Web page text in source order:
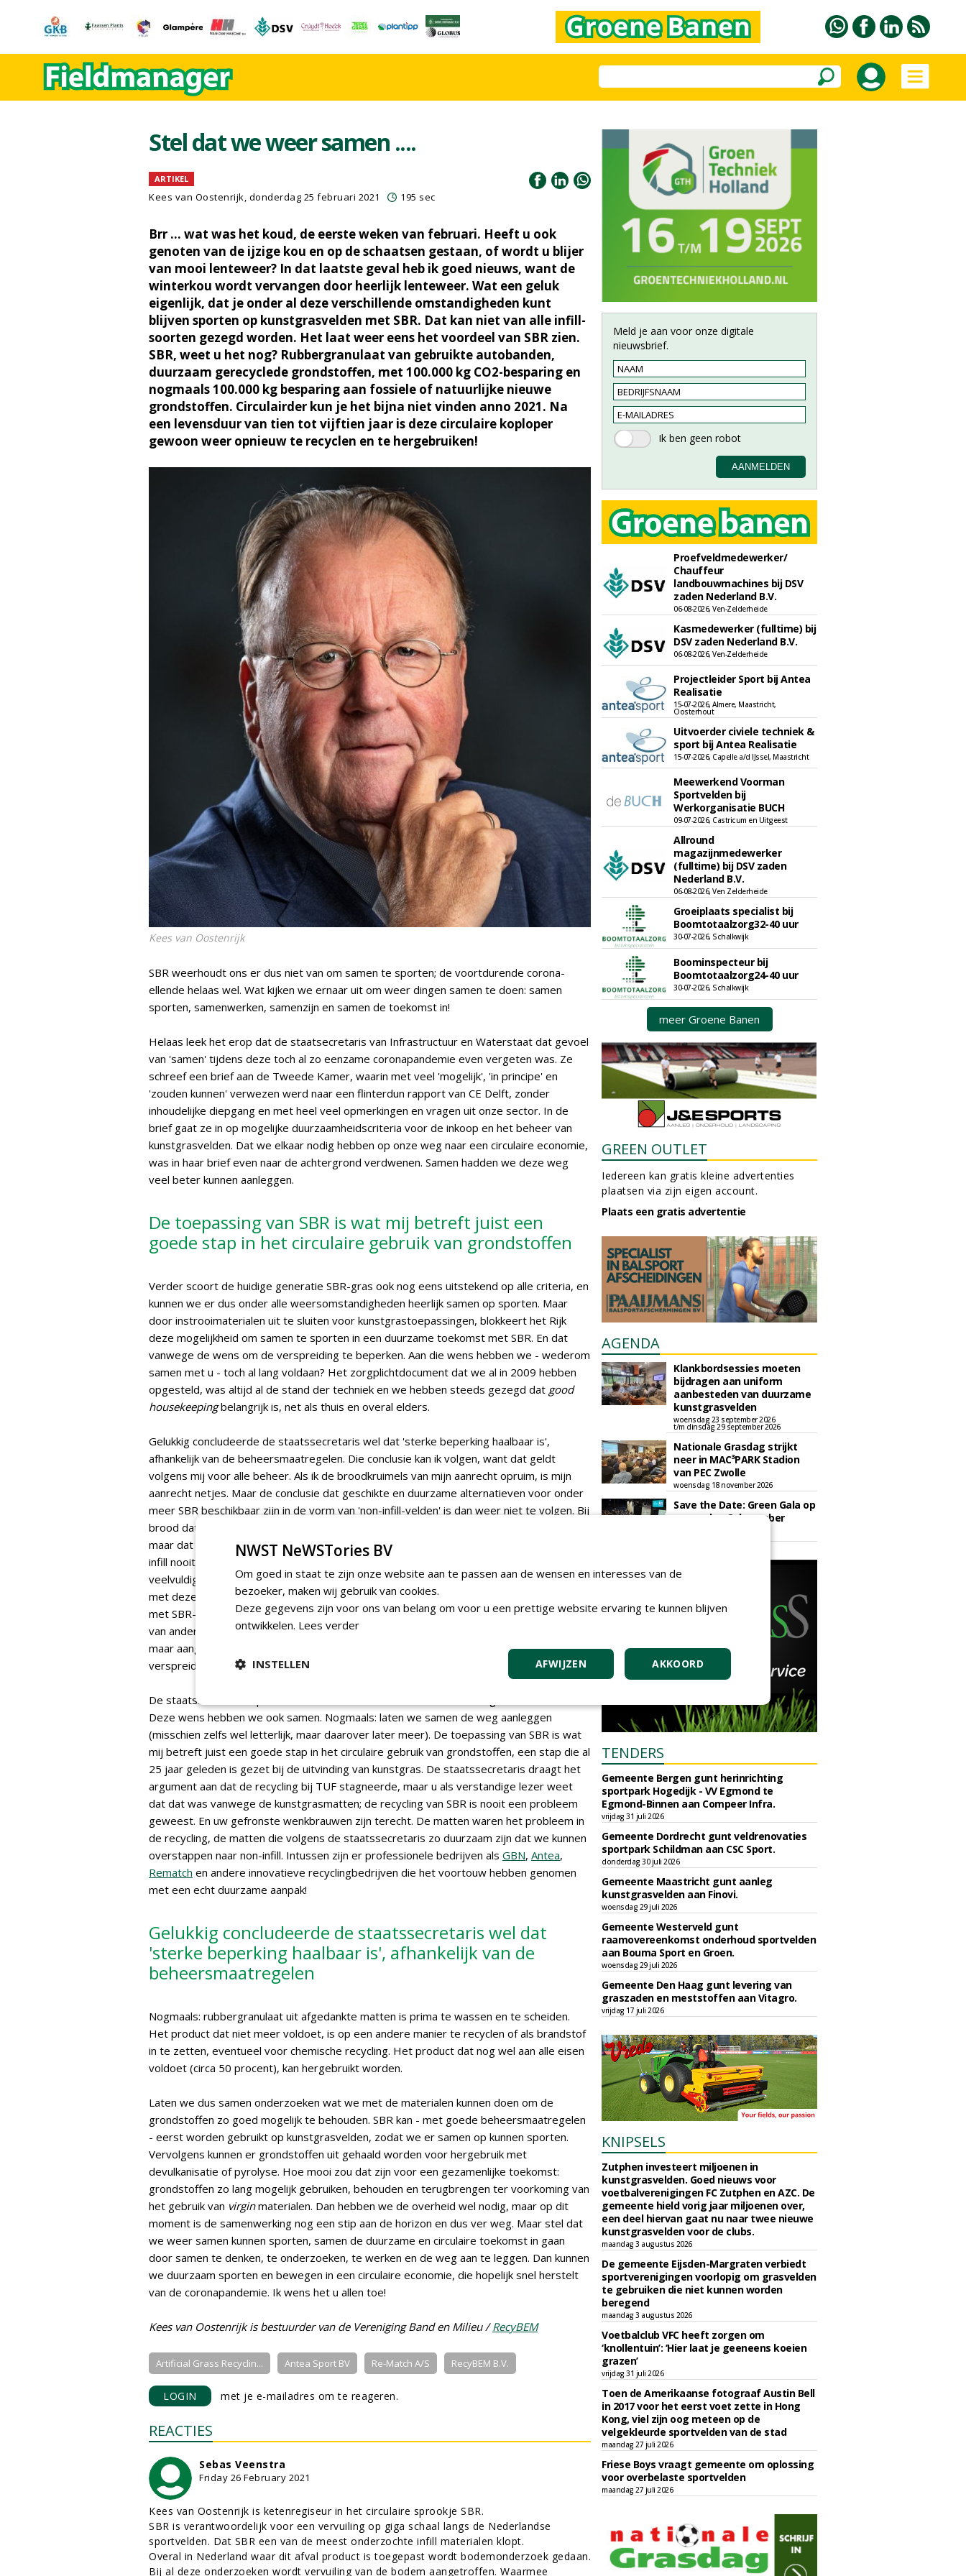
Stel dat we weer samen ....
ARTIKEL
Kees van Oostenrijk, donderdag 25 februari 2021 195 sec
Brr ... wat was het koud, de eerste weken van februari. Heeft u ook
genoten van de ijzige kou en op de schaatsen gestaan, of wordt u blijer
van mooi lenteweer? In dat laatste geval heb ik goed nieuws, want de
winterkou wordt vervangen door heerlijk lenteweer. Wat een geluk
eigenlijk, dat je onder al deze verschillende omstandigheden kunt
blijven sporten op kunstgrasvelden met SBR. Dat kan niet van alle infill-
soorten gezegd worden. Het laat weer eens het voordeel van SBR zien.
SBR, weet u het nog? Rubbergranulaat van gebruikte autobanden,
duurzaam gerecyclede grondstoffen, met 100.000 kg CO2-besparing en
nogmaals 100.000 kg besparing aan fossiele of natuurlijke nieuwe
grondstoffen. Circulairder kun je het bijna niet vinden anno 2021. Na
een levensduur van tien tot vijftien jaar is deze circulaire koploper
gewoon weer opnieuw te recyclen en te hergebruiken!
Kees van Oostenrijk
SBR weerhoudt ons er dus niet van om samen te sporten; de voortdurende corona-
ellende helaas wel. Wat kijken we ernaar uit om weer dingen samen te doen: samen
sporten, samenwerken, samenzijn en samen de toekomst in!
Helaas leek het erop dat de staatsecretaris van Infrastructuur en Waterstaat dat gevoel
van 'samen' tijdens deze toch al zo eenzame coronapandemie even vergeten was. Ze
schreef een brief aan de Tweede Kamer, waarin met veel 'mogelijk', 'in principe' en
'zouden kunnen' verwezen werd naar een flinterdun rapport van CE Delft, zonder
inhoudelijke diepgang en met heel veel opmerkingen en vragen uit onze sector. In de
brief gaat ze in op mogelijke duurzaamheidscriteria voor de inkoop en het beheer van
kunstgrasvelden. Dat we elkaar nodig hebben op onze weg naar een circulaire economie,
was in haar brief even naar de achtergrond verdwenen. Samen hadden we deze weg
veel beter kunnen aanleggen.
De toepassing van SBR is wat mij betreft juist een
goede stap in het circulaire gebruik van grondstoffen
Verder scoort de huidige generatie SBR-gras ook nog eens uitstekend op alle criteria, en
kunnen we er dus onder alle weersomstandigheden heerlijk samen op sporten. Maar
door instrooimaterialen uit te sluiten voor kunstgrastoepassingen, blokkeert het Rijk
deze mogelijkheid om samen te sporten in een duurzame toekomst met SBR. En dat
vanwege de wens om de verspreiding te beperken. Aan die wens hebben we - wederom
samen met u - toch al lang voldaan? Het zorgplichtdocument dat we al in 2009 hebben
opgesteld, was altijd al de stand der techniek en we hebben steeds gezegd dat good
housekeepingbelangrijk is, net als thuis en overal elders.
Gelukkig concludeerde de staatssecretaris wel dat 'sterke beperking haalbaar is',
afhankelijk van de beheersmaatregelen. Die conclusie kan ik volgen, want dat geldt
volgens mij voor alle beheer. Als ik de broodkruimels van mijn aanrecht opruim, is mijn
aanrecht netjes. Maar de conclusie dat geschikte en duurzame alternatieven voor onder
meer SBR beschikbaar zijn in de vorm van 'non-infill-velden' is dan weer niet te volgen. Bij
brood dat niet kruimelt, hoef ik de kruimels niet meer van mijn aanrecht op te ruimen,
maar dat heeft weer heel andere consequenties. Volgens mij de duurzaamheid van non-
infill nooit getest, en wie weet wat de neveneffecten zijn? Geen enkel materiaal is zo
veelvuldig onderzocht als SBR-infill. Meer dan honderd studies zijn er gedaan, steeds
met dezelfde uitkomst: het is veilig en verantwoord om te sporten op kunstgrasvelden
met SBR-infill en eventuele milieueffecten zijn beheersbaar. Zulke onderzoeken zijn er
van andere infill-materialen niet en ook niet van non-fill-velden. Er wordt voor het gemak
maar aangenomen dat ze gerecycled kunnen worden en niet zoveel microplastics
verspreiden, maar is dat wel zo? Fatsoenlijk onderzoek ontbreekt.
De staatssecretaris spreekt de wens uit om in 2030 duurzaam kunstgras te hebben.
Deze wens hebben we ook samen. Nogmaals: laten we samen de weg aanleggen
(misschien zelfs wel letterlijk, maar daarover later meer). De toepassing van SBR is wat
mij betreft juist een goede stap in het circulaire gebruik van grondstoffen, een stap die al
25 jaar geleden is gezet bij de uitvinding van kunstgras. De staatssecretaris draagt het
argument aan dat de recycling bij TUF stagneerde, maar u als verstandige lezer weet
dat dat was vanwege de kunstgrasmatten; de recycling van SBR is nooit een probleem
geweest. En uw gefronste wenkbrauwen zijn terecht. De matten waren het probleem in
de recycling, de matten die volgens de staatssecretaris zo duurzaam zijn dat we kunnen
overstappen naar non-infill. Intussen zijn er professionele bedrijven als GBN, Antea,
Rematch en andere innovatieve recyclingbedrijven die het voortouw hebben genomen
met een echt duurzame aanpak!
Gelukkig concludeerde de staatssecretaris wel dat
'sterke beperking haalbaar is', afhankelijk van de
beheersmaatregelen
Nogmaals: rubbergranulaat uit afgedankte matten is prima te wassen en te scheiden.
Het product dat niet meer voldoet, is op een andere manier te recyclen of als brandstof
in te zetten, eventueel voor chemische recycling. Het product dat nog wel aan alle eisen
voldoet (circa 50 procent), kan hergebruikt worden.
Laten we dus samen onderzoeken wat we met de materialen kunnen doen om de
grondstoffen zo goed mogelijk te behouden. SBR kan - met goede beheersmaatregelen
- eerst worden gebruikt op kunstgrasvelden, zodat we er samen op kunnen sporten.
Vervolgens kunnen er grondstoffen uit gehaald worden voor hergebruik met
devulkanisatie of pyrolyse. Hoe mooi zou dat zijn voor een gezamenlijke toekomst:
grondstoffen zo lang mogelijk gebruiken, behouden en terugbrengen ter voorkoming van
het gebruik van virginmaterialen. Dan hebben we de overheid wel nodig, maar op dit
moment is de samenwerking nog een stip aan de horizon en dus ver weg. Maar stel dat
we weer samen kunnen sporten, samen de duurzame en circulaire toekomst in gaan
door samen te denken, te onderzoeken, te werken en de weg aan te leggen. Dan kunnen
we duurzaam sporten en bewegen in een circulaire economie, die hopelijk snel herstelt
van de coronapandemie. Ik wens het u allen toe!
Kees van Oostenrijk is bestuurder van de Vereniging Band en Milieu /RecyBEM
Artificial Grass Recyclin... Antea Sport BV Re-Match A/S RecyBEM B.V.
LOGIN met je e-mailadres om te reageren.
REACTIES
Sebas Veenstra
Friday 26 February 2021
Kees van Oostenrijk is ketenregiseur in het circulaire sprookje SBR.
SBR is verantwoordelijk voor een vervuiling op giga schaal langs de Nederlandse
sportvelden. Dat SBR een van de meest onderzochte infill materialen klopt.
Overal in Nederland waar dit afval product is toegepast wordt bodemonderzoek gedaan.
Bij al deze onderzoeken wordt vervuiling van de bodem aangetroffen. Waarmee
Meld je aan voor onze digitale
nieuwsbrief.
Proefveldmedewerker/
Chauffeur
landbouwmachines bij DSV
zaden Nederland B.V.
06-08-2026, Ven-Zelderheide
Kasmedewerker (fulltime) bij
DSV zaden Nederland B.V.
06-08-2026, Ven-Zelderheide
Projectleider Sport bij Antea
Realisatie
15-07-2026, Almere, Maastricht,
Oosterhout
Uitvoerder civiele techniek &
sport bij Antea Realisatie
15-07-2026, Capelle a/d IJssel, Maastricht
Meewerkend Voorman
Sportvelden bij
Werkorganisatie BUCH
09-07-2026, Castricum en Uitgeest
Allround
magazijnmedewerker
(fulltime) bij DSV zaden
Nederland B.V.
06-08-2026, Ven Zelderheide
Groeiplaats specialist bij
Boomtotaalzorg32-40 uur
30-07-2026, Schalkwijk
Boominspecteur bij
Boomtotaalzorg24-40 uur
30-07-2026, Schalkwijk
meer Groene Banen
GREEN OUTLET
Iedereen kan gratis kleine advertenties
plaatsen via zijn eigen account.
Plaats een gratis advertentie
AGENDA
Klankbordsessies moeten
bijdragen aan uniform
aanbesteden van duurzame
kunstgrasvelden
woensdag 23 september 2026
t/m dinsdag 29 september 2026
Nationale Grasdag strijkt
neer in MAC³PARK Stadion
van PEC Zwolle
woensdag 18 november 2026
Save the Date: Green Gala op
woensdag 2 december
TENDERS
Gemeente Bergen gunt herinrichting
sportpark Hogedijk - VV Egmond te
Egmond-Binnen aan Compeer Infra.
vrijdag 31 juli 2026
Gemeente Dordrecht gunt veldrenovaties
sportpark Schildman aan CSC Sport.
donderdag 30 juli 2026
Gemeente Maastricht gunt aanleg
kunstgrasvelden aan Finovi.
woensdag 29 juli 2026
Gemeente Westerveld gunt
raamovereenkomst onderhoud sportvelden
aan Bouma Sport en Groen.
woensdag 29 juli 2026
Gemeente Den Haag gunt levering van
graszaden en meststoffen aan Vitagro.
vrijdag 17 juli 2026
KNIPSELS
Zutphen investeert miljoenen in
kunstgrasvelden. Goed nieuws voor
voetbalverenigingen FC Zutphen en AZC. De
gemeente hield vorig jaar miljoenen over,
een deel hiervan gaat nu naar twee nieuwe
kunstgrasvelden voor de clubs.
maandag 3 augustus 2026
De gemeente Eijsden-Margraten verbiedt
sportverenigingen voorlopig om grasvelden
te gebruiken die niet kunnen worden
beregend
maandag 3 augustus 2026
Voetbalclub VFC heeft zorgen om
‘knollentuin’: ‘Hier laat je geeneens koeien
grazen’
vrijdag 31 juli 2026
Toen de Amerikaanse fotograaf Austin Bell
in 2017 voor het eerst voet zette in Hong
Kong, viel zijn oog meteen op de
velgekleurde sportvelden van de stad
maandag 27 juli 2026
Friese Boys vraagt gemeente om oplossing
voor overbelaste sportvelden
maandag 27 juli 2026
NWST NeWSTories BV
Om goed in staat te zijn onze website aan te passen aan de wensen en interesses van de
bezoeker, maken wij gebruik van cookies.
Deze gegevens zijn voor ons van belang om voor u een prettige website ervaring te kunnen blijven
ontwikkelen. Lees verder
AKKOORD
AFWIJZEN
INSTELLEN